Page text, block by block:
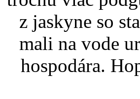
z jaskyne so
mali na vode
hospodára.